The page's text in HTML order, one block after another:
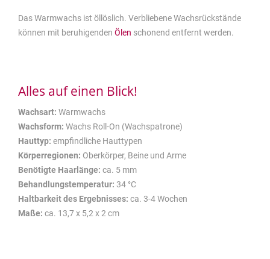
Das Warmwachs ist öllöslich. Verbliebene Wachsrückstände
können mit beruhigenden Ölen schonend entfernt werden.
Alles auf einen Blick!
Wachsart: Warmwachs
Wachsform: Wachs Roll-On (Wachspatrone)
Hauttyp: empfindliche Hauttypen
Körperregionen: Oberkörper, Beine und Arme
Benötigte Haarlänge: ca. 5 mm
Behandlungstemperatur: 34 °C
Haltbarkeit des Ergebnisses: ca. 3-4 Wochen
Maße: ca. 13,7 x 5,2 x 2 cm